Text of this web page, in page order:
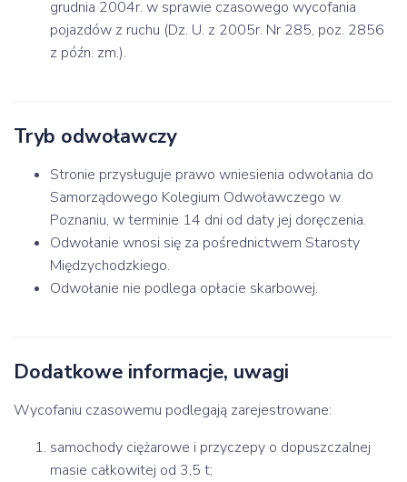
grudnia 2004r. w sprawie czasowego wycofania
pojazdów z ruchu (Dz. U. z 2005r. Nr 285, poz. 2856
z późn. zm.).
Tryb odwoławczy
Stronie przysługuje prawo wniesienia odwołania do
Samorządowego Kolegium Odwoławczego w
Poznaniu, w terminie 14 dni od daty jej doręczenia.
Odwołanie wnosi się za pośrednictwem Starosty
Międzychodzkiego.
Odwołanie nie podlega opłacie skarbowej.
Dodatkowe informacje, uwagi
Wycofaniu czasowemu podlegają zarejestrowane:
samochody ciężarowe i przyczepy o dopuszczalnej
masie całkowitej od 3,5 t;